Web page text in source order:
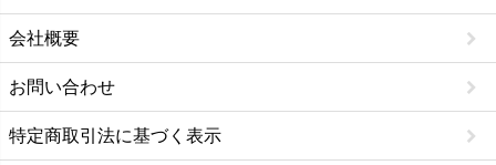
会社概要
お問い合わせ
特定商取引法に基づく表示